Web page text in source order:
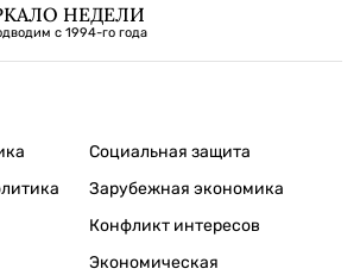
НЕДЕЛИ
с 1994-го года
Социальная защита
Зарубежная экономика
Конфликт интересов
Экономическая